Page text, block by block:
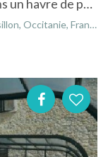
Charmant gite pour 4 personnes dans un havre de paix, tout près de Pézenas.
Occitanie, France